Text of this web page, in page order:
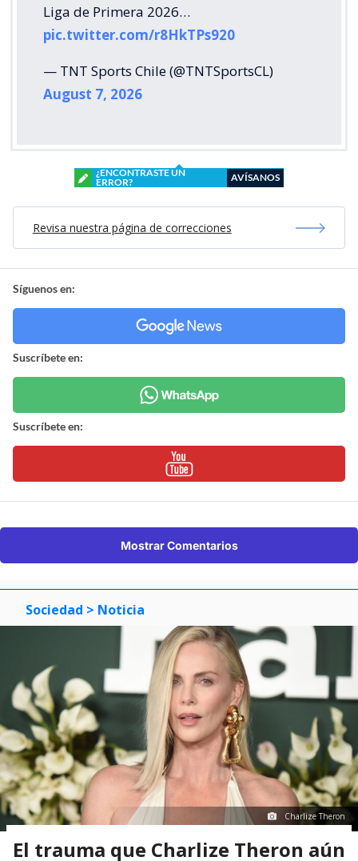
Liga de Primera 2026…
pic.twitter.com/r8HkTPs920
— TNT Sports Chile (@TNTSportsCL)
August 7, 2026
¿ENCONTRASTE UN
ERROR?
AVÍSANOS
Revisa nuestra página de correcciones
Síguenos en:
Suscríbete en:
Suscríbete en:
Mostrar Comentarios
Sociedad > Noticia
Charlize Theron
El trauma que Charlize Theron aún